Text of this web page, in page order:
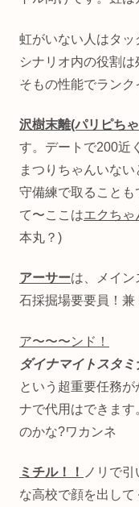
虹がいない人はタッ
シナリオ内の役割
そもの性能でランク
沢樹末離(パリピち
す。デートで200近
まつりちゃんいない
守備練で取ることも
て〜ここはエクちゃ
本丸？)
アーサーは、メイ
石採掘場要要員！
ア〜〜〜ンド！
ダイナマイトスタ
という超重要任務
ナで代用はできます
のかな?ワカンネ
ミチル！！
ノリで
な高校で顔を出し